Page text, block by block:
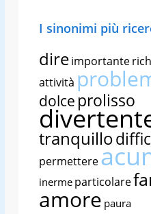
I sinonimi più
direimportante
attività
dolce prolisso
tranquillo
permettere
inerme particolare
amore paura